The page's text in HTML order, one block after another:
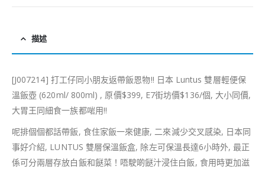
描述
[J007214] 打工仔同小朋友返帶飯恩物!! 日本 Luntus 雙層輕便保
溫飯壺 (620ml/ 800ml) , 原價$399, E7街坊價$136/個, 大小同價,
大胃王同細食一族都啱用!!
呢排個個都話帶飯, 食住家飯一來健康, 二來減少交叉感染, 日本同
事好介紹, LUNTUS 雙層保溫飯盒, 除左可保溫長達6小時外, 最正
係可分兩層存放白飯和餸菜！唔駛啲餸汁浸住白飯, 食用時更加滋